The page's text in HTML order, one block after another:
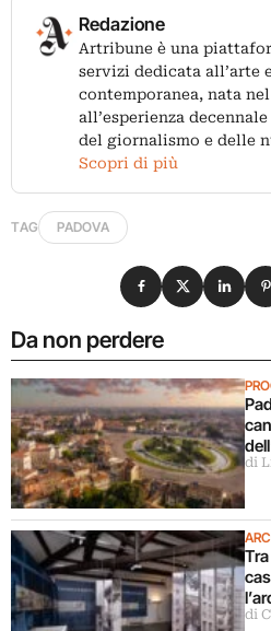
Redazione
Artribune è una
servizi dedicata all’arte
contemporanea, nata
all’esperienza
del giornalismo e delle
Scopri di più
TAG PADOVA
Da non perdere
di
di
Condividi su
Condividi su